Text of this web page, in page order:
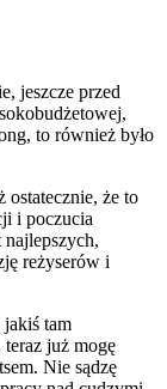
jeszcze przed
to również było
ostatecznie, że to
i poczucia
reżyserów i
jakiś tam
już mogę
Nie sądzę